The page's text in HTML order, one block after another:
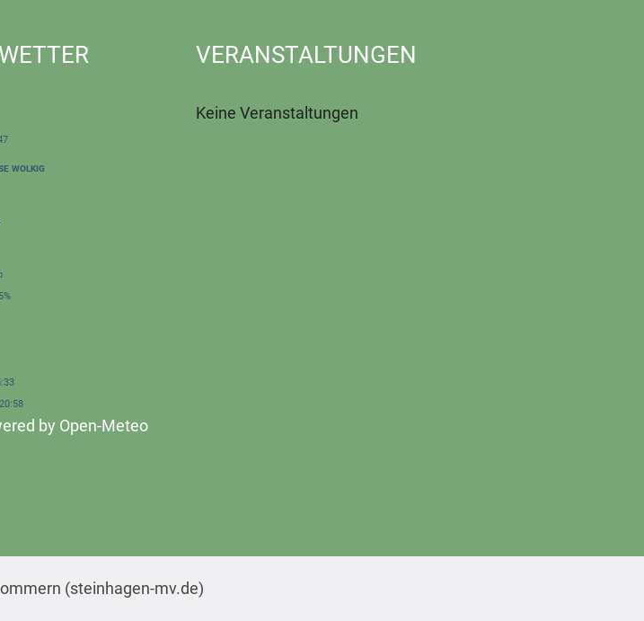
wolkig
by Open-Meteo
VERANSTALTUNGEN
Keine Veranstaltungen
(steinhagen-mv.de)